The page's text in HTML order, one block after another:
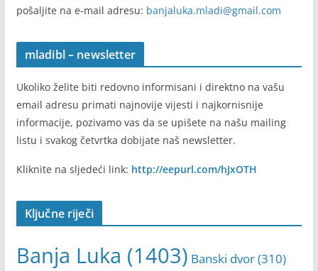
pošaljite na e-mail adresu: banjaluka.mladi@gmail.com
mladibl – newsletter
Ukoliko želite biti redovno informisani i direktno na vašu
email adresu primati najnovije vijesti i najkornisnije
informacije, pozivamo vas da se upišete na našu mailing
listu i svakog četvrtka dobijate naš newsletter.
Kliknite na sljedeći link: http://eepurl.com/hJxOTH
Ključne riječi
Banja Luka (1403) Banski dvor(310)